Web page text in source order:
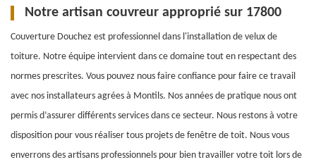
Notre artisan couvreur approprié sur 17800
Couverture Douchez est professionnel dans l'installation de velux de
toiture. Notre équipe intervient dans ce domaine tout en respectant des
normes prescrites. Vous pouvez nous faire confiance pour faire ce travail
avec nos installateurs agrées à Montils. Nos années de pratique nous ont
permis d’assurer différents services dans ce secteur. Nous restons à votre
disposition pour vous réaliser tous projets de fenêtre de toit. Nous vous
enverrons des artisans professionnels pour bien travailler votre toit lors de